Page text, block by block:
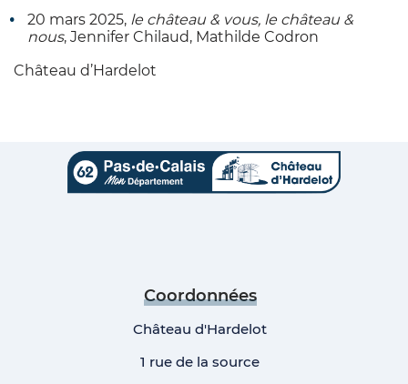
20 mars 2025, le château & vous, le château &
nous, Jennifer Chilaud, Mathilde Codron
Château d’Hardelot
Coordonnées
Château d'Hardelot
1 rue de la source